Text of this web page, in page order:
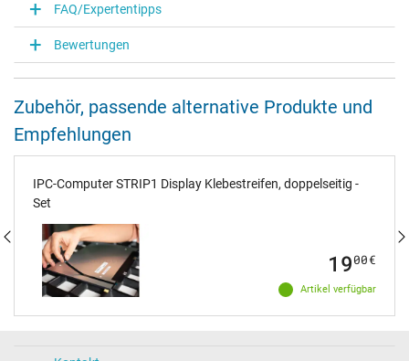
FAQ/Expertentipps
Bewertungen
Zubehör, passende alternative Produkte und
Empfehlungen
IPC-Computer STRIP1 Display Klebestreifen, doppelseitig -
Set
Artikel verfügbar
1900€